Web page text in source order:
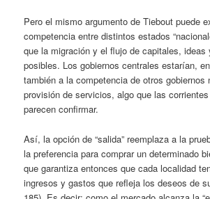
Pero el mismo argumento de Tiebout puede
competencia entre distintos estados
que la migración y el flujo de capitales,
posibles. Los gobiernos centrales estarían,
también a la competencia de otros gobiernos
provisión de servicios, algo que las
parecen confirmar.
Así, la opción de “salida” reemplaza a la
la preferencia para comprar un determinado
que garantiza entonces que cada localidad
ingresos y gastos que refleja los deseos de